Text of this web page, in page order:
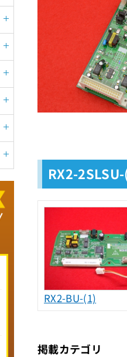
RX2-
RX2-BU-(1)
掲載カテゴリ